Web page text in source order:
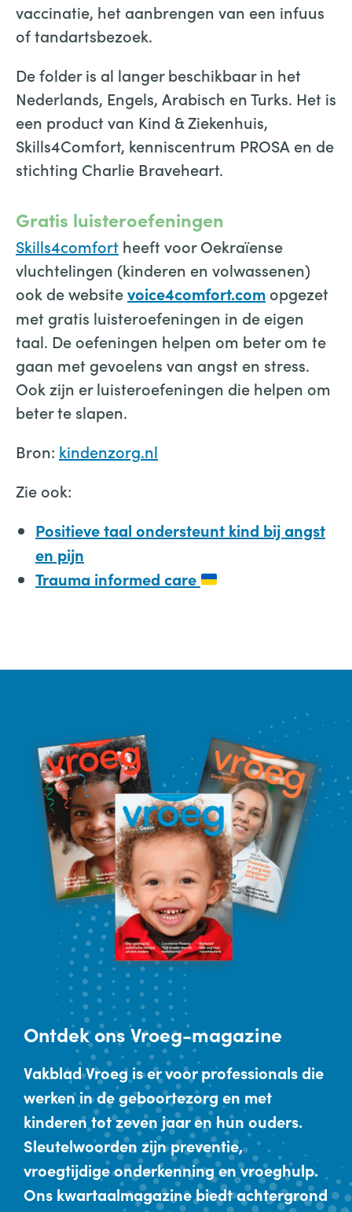
vaccinatie, het aanbrengen van een infuus
of tandartsbezoek.
De folder is al langer beschikbaar in het
Nederlands, Engels, Arabisch en Turks. Het is
een product van Kind & Ziekenhuis,
Skills4Comfort, kenniscentrum PROSA en de
stichting Charlie Braveheart.
Gratis luisteroefeningen
Skills4comfort heeft voor Oekraïense
vluchtelingen (kinderen en volwassenen)
ook de websitevoice4comfort.com opgezet
met gratis luisteroefeningen in de eigen
taal. De oefeningen helpen om beter om te
gaan met gevoelens van angst en stress.
Ook zijn er luisteroefeningen die helpen om
beter te slapen.
Bron: kindenzorg.nl
Zie ook:
Positieve taal ondersteunt kind bij angst
en pijn
Trauma informed care
Ontdekons Vroeg-magazine
Vakblad Vroeg is er voor professionals die
werken in de geboortezorg en met
kinderen tot zeven jaar en hun ouders.
Sleutelwoorden zijn preventie,
vroegtijdige onderkenning en vroeghulp.
Ons kwartaalmagazine biedt achtergrond